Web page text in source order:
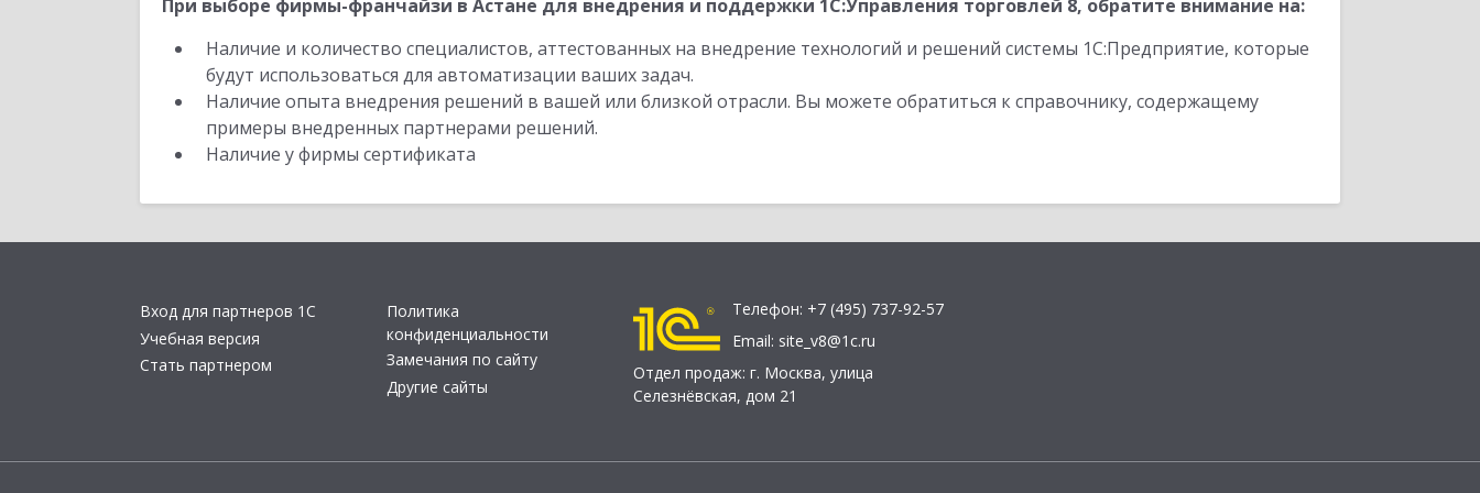
При выборе фирмы-франчайзи в Астане для внедрения и поддержки 1С:Управления торговлей 8, обратите внимание на:
Наличие и количество специалистов, аттестованных на внедрение технологий и решений системы 1С:Предприятие, которые
будут использоваться для автоматизации ваших задач.
Наличие опыта внедрения решений в вашей или близкой отрасли. Вы можете обратиться к справочнику, содержащему
примеры внедренных партнерами решений.
Наличие у фирмы сертификата
Вход для партнеров 1С
Учебная версия
Стать партнером
Политика
конфиденциальности
Замечания по сайту
Другие сайты
Телефон: +7 (495) 737-92-57
Email: site_v8@1c.ru
Отдел продаж: г. Москва, улица
Селезнёвская, дом 21